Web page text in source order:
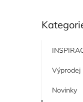
o
Přeskočit
kategorie
Výprodej
Novinky